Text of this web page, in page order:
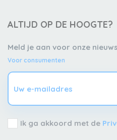
ALTIJD OP DE HOOGTE?
Meld je aan voor onze
Voor consumenten
Ik ga akkoord met de